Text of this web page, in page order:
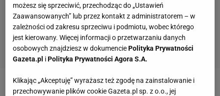
Za toFranck Riberyma 34 lata, Arjen Robben 33,
możesz się sprzeciwić, przechodząc do „Ustawień
Zaawansowanych” lub przez kontakt z administratorem – w
zależności od zakresu sprzeciwu i podmiotu, wobec którego
jest kierowany. Więcej informacji o przetwarzaniu danych
osobowych znajdziesz w dokumenciePolityka Prywatności
Gazeta.pl iPolityka Prywatności Agora S.A.
Klikając „Akceptuję” wyrażasz też zgodę na zainstalowanie i
przechowywanie plików cookie Gazeta.pl sp. z o.o., jej